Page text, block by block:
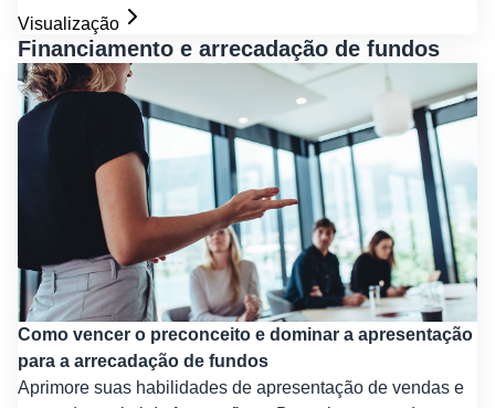
Visualização
Financiamento e arrecadação de fundos
Como vencer o preconceito e dominar a apresentação
para a arrecadação de fundos
Aprimore suas habilidades de apresentação de vendas e